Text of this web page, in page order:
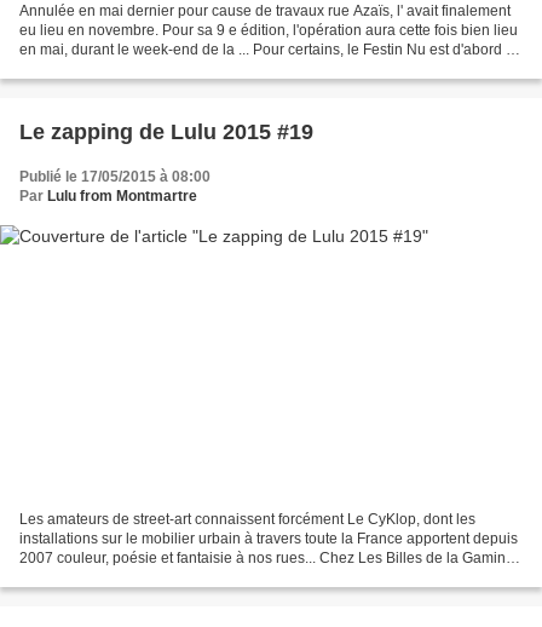
Annulée en mai dernier pour cause de travaux rue Azaïs, l' avait finalement
eu lieu en novembre. Pour sa 9 e édition, l'opération aura cette fois bien lieu
en mai, durant le week-end de la ... Pour certains, le Festin Nu est d'abord un
Le zapping de Lulu 2015 #19
Publié le 17/05/2015 à 08:00
Par Lulu from Montmartre
Les amateurs de street-art connaissent forcément Le CyKlop, dont les
installations sur le mobilier urbain à travers toute la France apportent depuis
2007 couleur, poésie et fantaisie à nos rues... Chez Les Billes de la Gamine,